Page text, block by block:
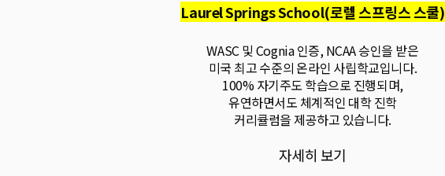
Laurel Springs School(로렐 스프링스 스쿨)
WASC 및 Cognia 인증, NCAA 승인을 받은
미국 최고 수준의 온라인 사립학교입니다.
100% 자기주도 학습으로 진행되며,
유연하면서도 체계적인 대학 진학
커리큘럼을 제공하고 있습니다.
자세히 보기